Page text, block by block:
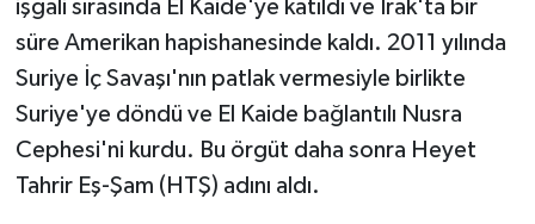
işgali sırasında El Kaide'ye katıldı ve Irak'ta bir
süre Amerikan hapishanesinde kaldı. 2011 yılında
Suriye İç Savaşı'nın patlak vermesiyle birlikte
Suriye'ye döndü ve El Kaide bağlantılı Nusra
Cephesi'ni kurdu. Bu örgüt daha sonra Heyet
Tahrir Eş-Şam (HTŞ) adını aldı.